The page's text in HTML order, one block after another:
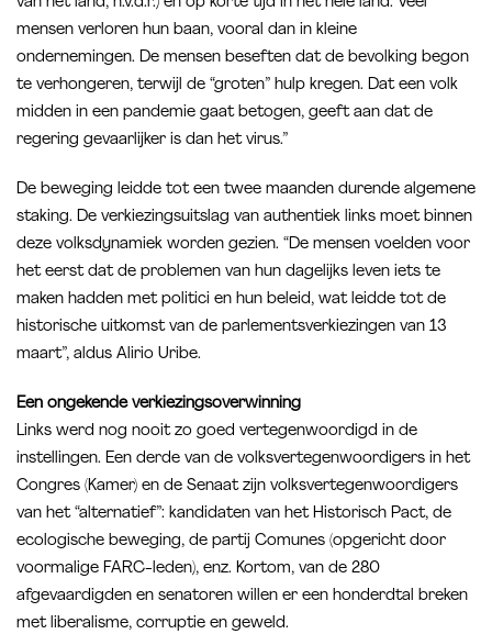
mensen verloren hun baan, vooral dan in kleine
ondernemingen. De mensen beseften dat de bevolking begon
te verhongeren, terwijl de “groten” hulp kregen. Dat een volk
midden in een pandemie gaat betogen, geeft aan dat de
regering gevaarlijker is dan het virus.”
De beweging leidde tot een twee maanden durende algemene
staking. De verkiezingsuitslag van authentiek links moet binnen
deze volksdynamiek worden gezien. “De mensen voelden voor
het eerst dat de problemen van hun dagelijks leven iets te
maken hadden met politici en hun beleid, wat leidde tot de
historische uitkomst van de parlementsverkiezingen van 13
maart”, aldus Alirio Uribe.
Een ongekende verkiezingsoverwinning
Links werd nog nooit zo goed vertegenwoordigd in de
instellingen. Een derde van de volksvertegenwoordigers in het
Congres (Kamer) en de Senaat zijn volksvertegenwoordigers
van het “alternatief”: kandidaten van het Historisch Pact, de
ecologische beweging, de partij Comunes (opgericht door
voormalige FARC-leden), enz. Kortom, van de 280
afgevaardigden en senatoren willen er een honderdtal breken
met liberalisme, corruptie en geweld.